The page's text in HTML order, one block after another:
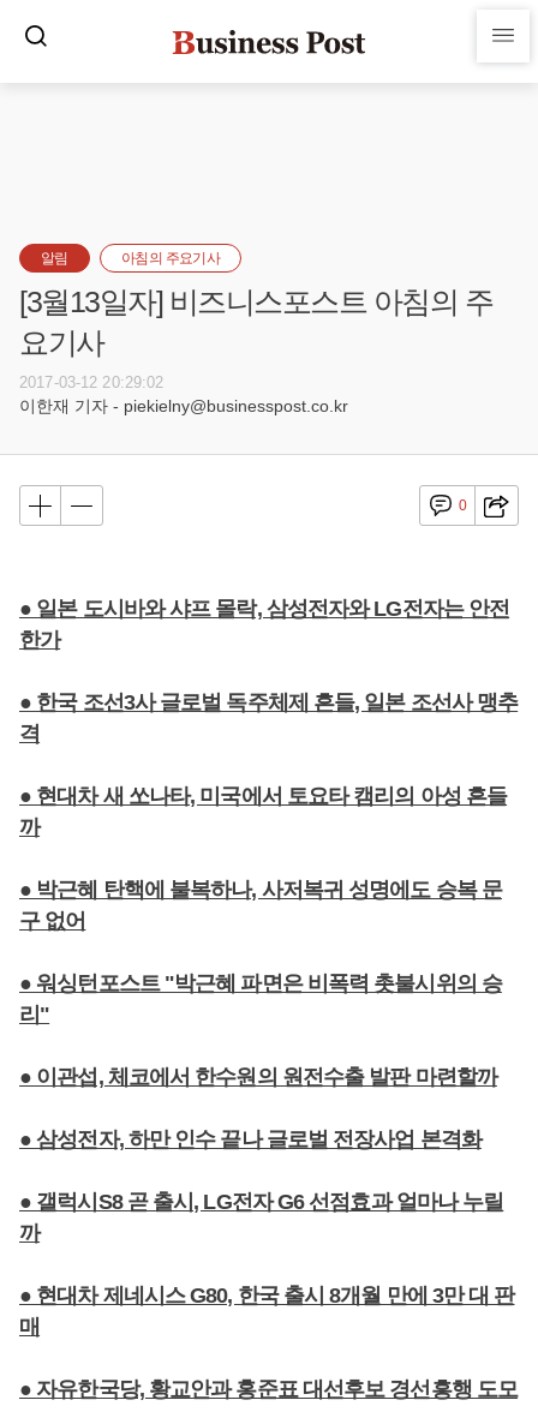
알림 아침의 주요기사
[3월13일자] 비즈니스포스트 아침의 주
요기사
2017-03-12 20:29:02
이한재 기자 - piekielny@businesspost.co.kr
0
● 일본 도시바와 샤프 몰락, 삼성전자와 LG전자는 안전
한가
● 한국 조선3사 글로벌 독주체제 흔들, 일본 조선사 맹추
격
● 현대차 새 쏘나타, 미국에서 토요타 캠리의 아성 흔들
까
● 박근혜 탄핵에 불복하나, 사저복귀 성명에도 승복 문
구 없어
● 워싱턴포스트 "박근혜 파면은 비폭력 촛불시위의 승
리"
● 이관섭, 체코에서 한수원의 원전수출 발판 마련할까
● 삼성전자, 하만 인수 끝나 글로벌 전장사업 본격화
● 갤럭시S8 곧 출시, LG전자 G6 선점효과 얼마나 누릴
까
● 현대차 제네시스 G80, 한국 출시 8개월 만에 3만 대 판
매
● 자유한국당, 황교안과 홍준표 대선후보 경선흥행 도모